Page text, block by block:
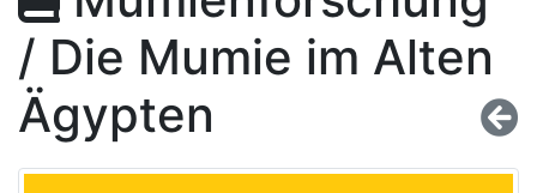
/ Die Mumie im Alten
Ägypten